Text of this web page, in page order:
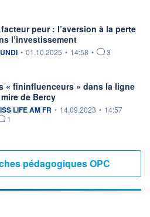
peur : l’aversion à la perte
l’investissement
fournie par
• 01.10.2025 • 14:58 • 3
« fininfluenceurs » dans la ligne
de Bercy
fournie par
LIFE AM FR • 14.09.2023 • 14:57
1
pédagogiques OPC